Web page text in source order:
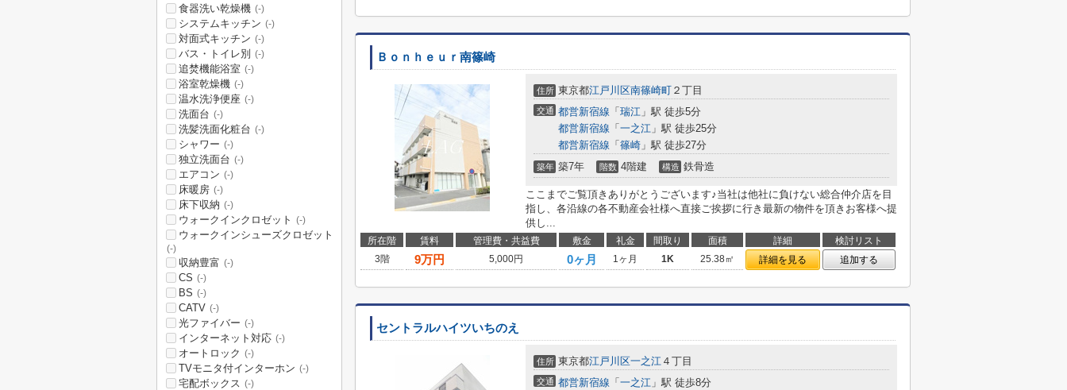
Ｂｏｎｈｅｕｒ南篠崎
住所 東京都江戸川区南篠崎町 ２丁目
交通 都営新宿線 「 瑞江 」駅 徒歩5分
都営新宿線 「 一之江 」駅 徒歩25分
都営新宿線 「 篠崎 」駅 徒歩27分
築年 築7年 階数 4階建 構造 鉄骨造
ここまでご覧頂きありがとうございます♪当社は他社に負けない総合仲介店を目
指し、各沿線の各不動産会社様へ直接ご挨拶に行き最新の物件を頂きお客様へ提
供し...
所在階 賃料 管理費・共益費 敷金 礼金 間取り 面積 詳細
検討リスト
3階
9万円 5,000円 0ヶ月 1ヶ月 1K 25.38㎡ 詳細を見る 追加する
セントラルハイツいちのえ
住所 東京都江戸川区一之江 ４丁目
交通 都営新宿線 「 一之江 」駅 徒歩8分
食器洗い乾燥機 (-)
システムキッチン (-)
対面式キッチン (-)
バス・トイレ別 (-)
追焚機能浴室 (-)
浴室乾燥機 (-)
温水洗浄便座 (-)
洗面台 (-)
洗髪洗面化粧台 (-)
シャワー (-)
独立洗面台 (-)
エアコン (-)
床暖房 (-)
床下収納 (-)
ウォークインクロゼット (-)
ウォークインシューズクロゼット
(-)
収納豊富 (-)
CS (-)
BS (-)
CATV (-)
光ファイバー (-)
インターネット対応 (-)
オートロック (-)
TVモニタ付インターホン (-)
宅配ボックス (-)